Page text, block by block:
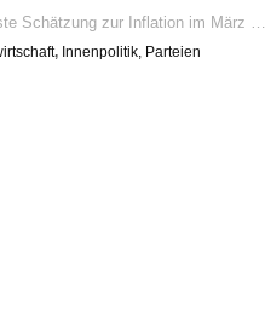
Schätzung zur Inflation im März …
, Innenpolitik, Parteien